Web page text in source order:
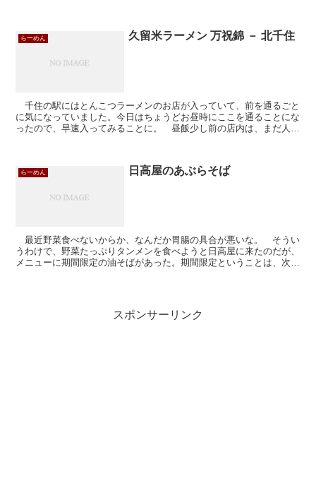
らーめん 久留米ラーメン 万祝錦 － 北千住
千住の駅にはとんこつラーメンのお店が入っていて、前を通るごと
に気になっていました。今日はちょうどお昼時にここを通ることにな
ったので、早速入ってみることに。 昼飯少し前の店内は、まだ人は
らーめん 日高屋のあぶらそば
最近野菜食べないからか、なんだか胃腸の具合が悪いな。 そうい
うわけで、野菜たっぷりタンメンを食べようと日高屋に来たのだが、
メニューに期間限定の油そばがあった。期間限定ということは、次回
スポンサーリンク